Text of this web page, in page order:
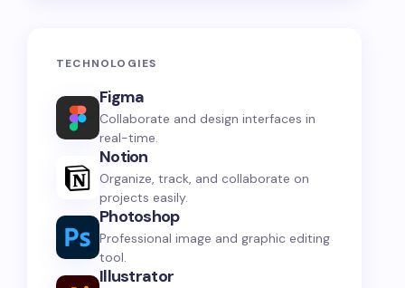
TECHNOLOGIES
Figma
Collaborate and design interfaces in
real-time.
Notion
Organize, track, and collaborate on
projects easily.
Photoshop
Professional image and graphic editing
tool.
Illustrator